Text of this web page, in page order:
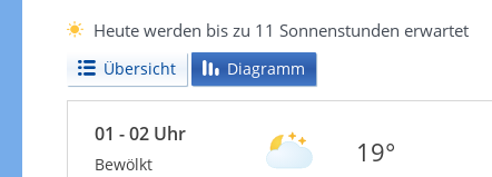
Heute werden bis zu 11 Sonnenstunden erwartet
Übersicht Diagramm
01 - 02 Uhr
Bewölkt 19°